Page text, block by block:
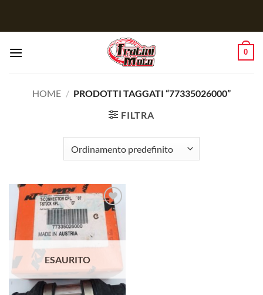
0
HOME / PRODOTTI TAGGATI “77335026000”
FILTRA
Aggiungi
alla lista
dei
desideri
ESAURITO